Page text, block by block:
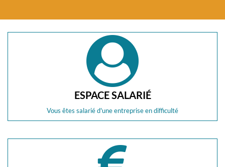
ESPACE SALARIÉ
Vous êtes salarié d'une entreprise en difficulté